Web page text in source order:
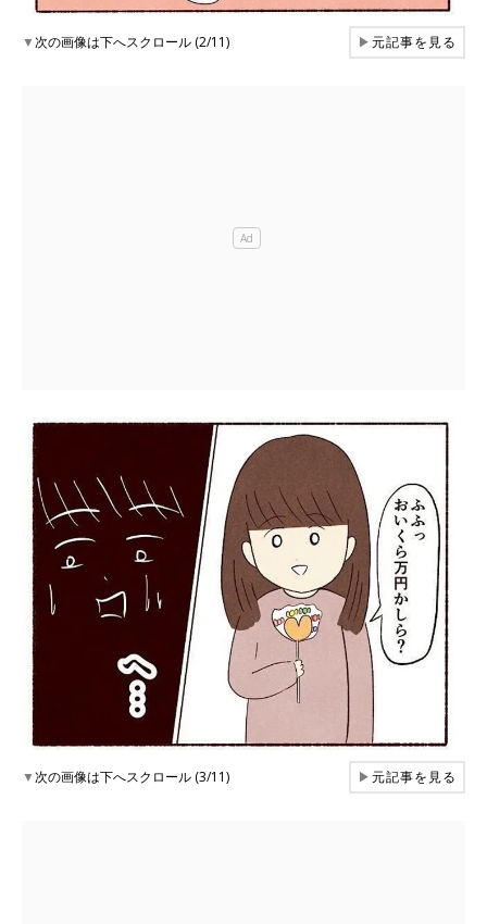
▼次の画像は下へスクロール (2/11) ▶元記事を見る
▼次の画像は下へスクロール (3/11) ▶元記事を見る